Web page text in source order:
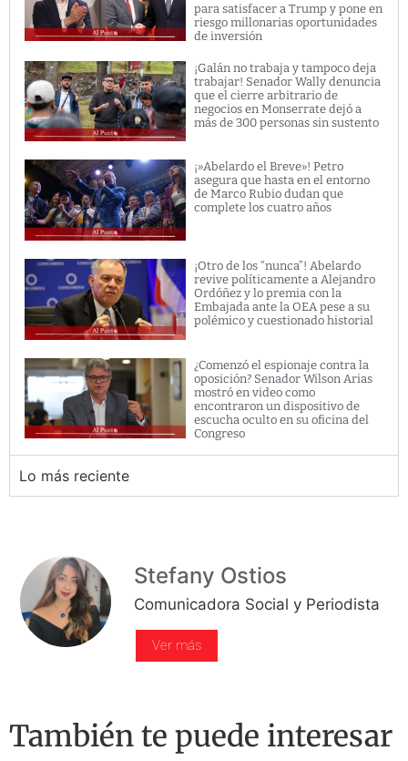
para satisfacer a Trump y pone en
riesgo millonarias oportunidades
de inversión
¡Galán no trabaja y tampoco deja
trabajar! Senador Wally denuncia
que el cierre arbitrario de
negocios en Monserrate dejó a
más de 300 personas sin sustento
¡»Abelardo el Breve»! Petro
asegura que hasta en el entorno
de Marco Rubio dudan que
complete los cuatro años
¡Otro de los “nunca”! Abelardo
revive políticamente a Alejandro
Ordóñez y lo premia con la
Embajada ante la OEA pese a su
polémico y cuestionado historial
¿Comenzó el espionaje contra la
oposición? Senador Wilson Arias
mostró en video como
encontraron un dispositivo de
escucha oculto en su oficina del
Congreso
Lo más reciente
Stefany Ostios
Comunicadora Social y Periodista
Ver más
También te puede interesar